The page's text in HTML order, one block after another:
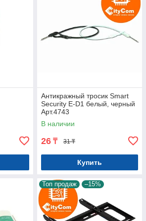
Антикражный тросик Smart
Security E-D1 белый, черный
Арт.4743
В наличии
26 ₸ 31 ₸
Купить
Топ продаж –15%